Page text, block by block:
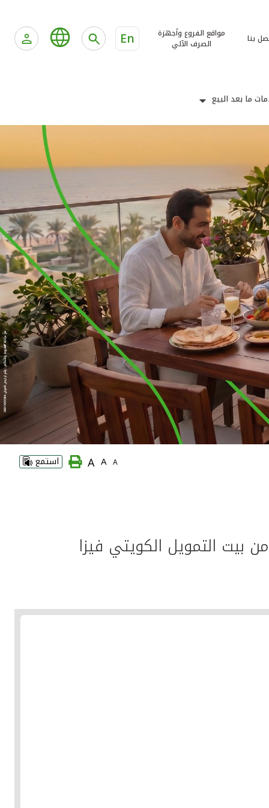
بنا
مواقع الفروع وأجهزة
الصرف الآلي
En
ما بعد البيع
A
A
A استمع
بيت التمويل الكويتي فيزا